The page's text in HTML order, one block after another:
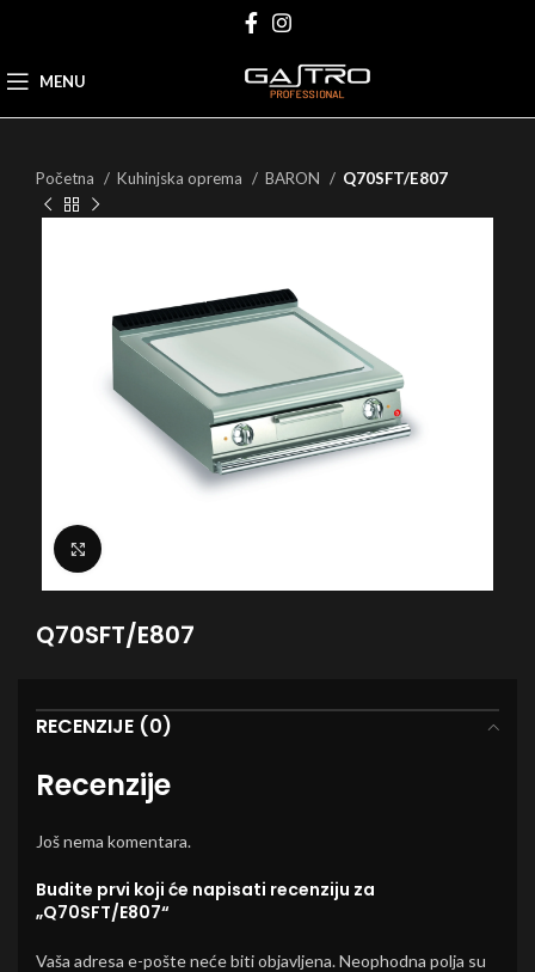
MENU
Početna Kuhinjska oprema BARON Q70SFT/E807
Q70SFT/E807
RECENZIJE (0)
Recenzije
Još nema komentara.
Budite prvi koji će napisati recenziju za
„Q70SFT/E807“
Vaša adresa e-pošte neće biti objavljena.Neophodna polja su